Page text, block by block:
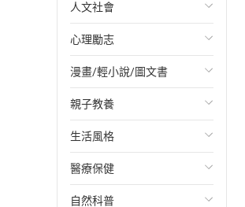
經濟/趨勢
財務/金融
管理/領導
職場工作術
成功法
行銷/廣告
傳記
歐美文學
日本文學
韓國文學
華文文學
經典文學
成長/家庭生活小說
懸疑/推理小說
人文社會
國際關係
政治
社會科學
台灣/中國歷史
日/韓歷史
其他歷史/史學
心理勵志
心靈成長/情緒
人際關係
兩性關係
心理學
漫畫/輕小說/圖文書
輕小說
奇幻/科幻
愛情故事
職場/社會寫實
親子教養
教育現場
兒童文學/故事
兒童科普/學習
生活風格
飲食/食譜
健身/美顏
醫療保健
健康/養生
自然科普